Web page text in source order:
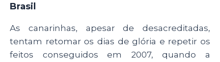
Brasil
As canarinhas, apesar de desacreditadas,
tentam retomar os dias de glória e repetir os
feitos conseguidos em 2007, quando a